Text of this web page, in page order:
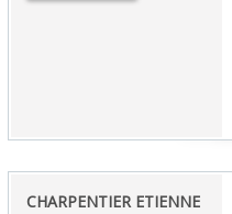
‎CHARPENTIER ETIENNE‎